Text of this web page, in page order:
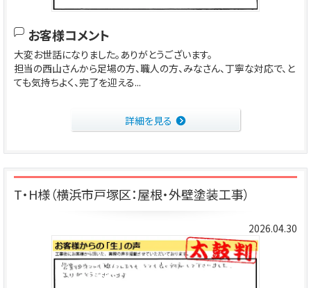
お客様コメント
大変お世話になりました。ありがとうございます。
担当の西山さんから足場の方、職人の方、みなさん、丁寧な対応で、と
ても気持ちよく、完了を迎える...
詳細を見る
T・H様（横浜市戸塚区：屋根・外壁塗装工事）
2026.04.30